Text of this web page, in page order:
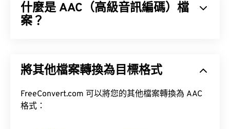
檔案以其高品質而聞名。 OGG 檔案包含元資料以及
藝人和曲目標題資訊。
如何開啟 OGG 檔案？
RealPlayer
什麼是 AAC（高級音訊編碼）檔
案？
電視、數位廣播和網路串流媒體。它是 iOS、
將其他檔案轉換為目標格式
FreeConvert.com 可以將您的其他檔案轉換為 AAC
格式：